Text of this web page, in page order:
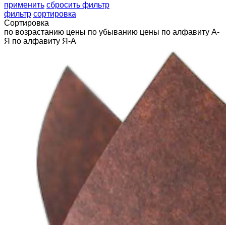
применить сбросить фильтр
фильтр сортировка
Сортировка
по возрастанию цены по убыванию цены по алфавиту А-
Я по алфавиту Я-А